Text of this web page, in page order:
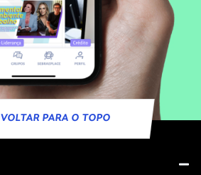
VOLTAR PARA O TOPO